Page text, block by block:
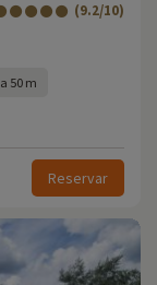
(9.2/10)
50 m
Reservar